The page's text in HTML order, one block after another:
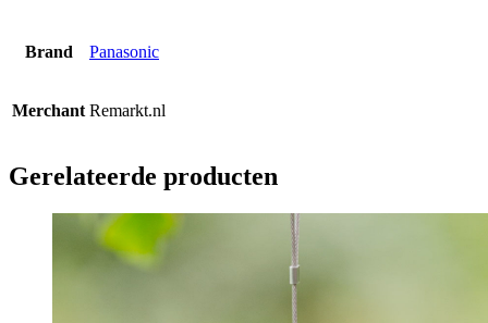
Brand Panasonic
Merchant Remarkt.nl
Gerelateerde producten